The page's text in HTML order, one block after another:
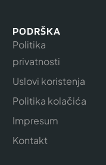
PODRŠKA
Politika
privatnosti
Uslovi koristenja
Politika kolačića
Impresum
Kontakt